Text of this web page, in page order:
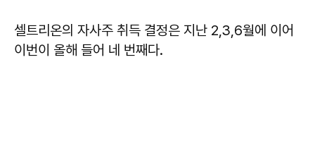
셀트리온의 자사주 취득 결정은 지난 2,3,6월에 이어
이번이 올해 들어 네 번째다.